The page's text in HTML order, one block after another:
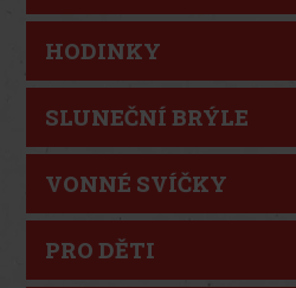
HODINKY
SLUNEČNÍ BRÝLE
VONNÉ SVÍČKY
PRO DĚTI